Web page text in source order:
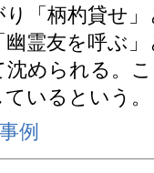
り「柄杓貸せ
幽霊友を呼ぶ
沈められる。
いるという。
例